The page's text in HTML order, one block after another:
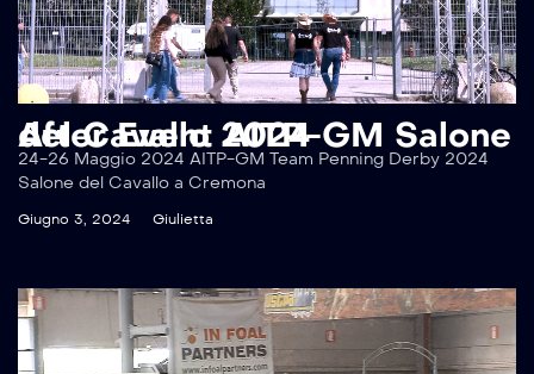
After Event AITP-GM Salone del Cavallo 2024
24-26 Maggio 2024 AITP-GM Team Penning Derby 2024
Salone del Cavallo a Cremona
Giugno 3, 2024 Giulietta